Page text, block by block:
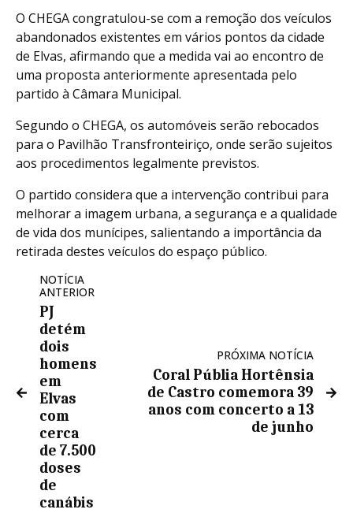
O CHEGA congratulou-se com a remoção dos veículos
abandonados existentes em vários pontos da cidade
de Elvas, afirmando que a medida vai ao encontro de
uma proposta anteriormente apresentada pelo
partido à Câmara Municipal.
Segundo o CHEGA, os automóveis serão rebocados
para o Pavilhão Transfronteiriço, onde serão sujeitos
aos procedimentos legalmente previstos.
O partido considera que a intervenção contribui para
melhorar a imagem urbana, a segurança e a qualidade
de vida dos munícipes, salientando a importância da
retirada destes veículos do espaço público.
NOTÍCIA
ANTERIOR
PJ
detém
dois
homens
em
Elvas
com
cerca
de 7.500
doses
de
canábis
PRÓXIMA NOTÍCIA
Coral Públia Hortênsia
de Castro comemora 39
anos com concerto a 13
de junho